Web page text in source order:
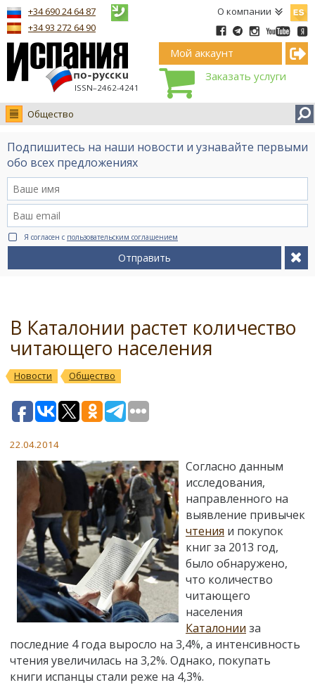
О компании
ISSN–2462-4241
+34 690 24 64 87
+34 93 272 64 90
Мой аккаунт
Заказать услуги
Общество
Новости
Интервью
Видео Ruso.TV
BCN life
Сервис на немецком
Подпишитесь на наши новости и узнавайте первыми
обо всех предложениях
Я согласен с пользовательским соглашением
Отправить
В Каталонии растет количество
читающего населения
Новости Общество
22.04.2014
Согласно данным
исследования,
направленного на
выявление привычек
чтения и покупок
книг за 2013 год,
было обнаружено,
что количество
читающего
населения
Каталонии за
последние 4 года выросло на 3,4%, а интенсивность
чтения увеличилась на 3,2%. Однако, покупать
книги испанцы стали реже на 4,3%.